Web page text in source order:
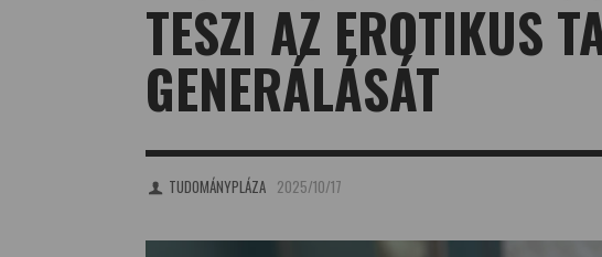
TESZI AZ EROTIKUS
GENERÁLÁSÁT
TUDOMÁNYPLÁZA 2025/10/17